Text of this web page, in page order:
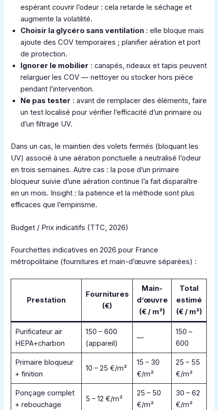
espérant couvrir l’odeur : cela retarde le séchage et
augmente la volatilité.
Choisir la glycéro sans ventilation : elle bloque mais
ajoute des COV temporaires ; planifier aération et port
de protection.
Ignorer le mobilier : canapés, rideaux et tapis peuvent
relarguer les COV — nettoyer ou stocker hors pièce
pendant l’intervention.
Ne pas tester : avant de remplacer des éléments, faire
un test localisé pour vérifier l’efficacité d’un primaire ou
d’un filtrage UV.
Dans un cas, le maintien des volets fermés (bloquant les
UV) associé à une aération ponctuelle a neutralisé l’odeur
en trois semaines. Autre cas : la pose d’un primaire
bloqueur suivie d’une aération continue l’a fait disparaître
en un mois. Insight : la patience et la méthode sont plus
efficaces que l’empirisme.
Budget / Prix indicatifs (TTC, 2026)
Fourchettes indicatives en 2026 pour France
métropolitaine (fournitures et main-d’œuvre séparées) :
Prestation
Fournitures
(€)
Main-
d’œuvre
(€ / m²)
Total
estimé
(€ / m²)
Purificateur air
HEPA+charbon
150 – 600
(appareil)
—
150 –
600
Primaire bloqueur
+ finition
10 – 25 €/m²
15 – 30
€/m²
25 – 55
€/m²
Ponçage complet
+ rebouchage
5 – 12 €/m²
25 – 50
€/m²
30 – 62
€/m²